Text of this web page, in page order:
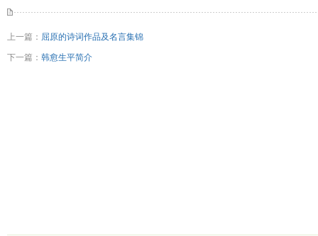
上一篇： 屈原的诗词作品及名言集锦
下一篇： 韩愈生平简介